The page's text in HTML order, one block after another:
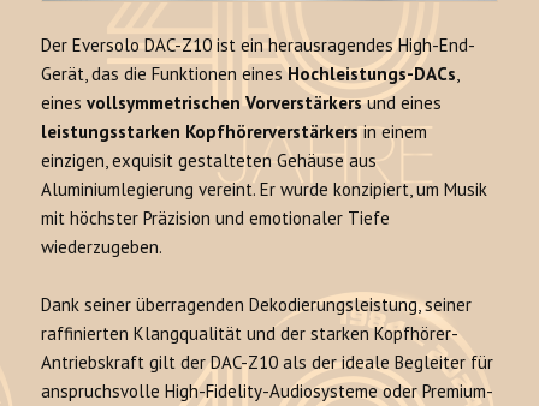
Der Eversolo DAC-Z10 ist ein herausragendes High-End-
Gerät, das die Funktionen einesHochleistungs-DACs,
einesvollsymmetrischen Vorverstärkersund eines
leistungsstarken Kopfhörerverstärkersin einem
einzigen, exquisit gestalteten Gehäuse aus
Aluminiumlegierung vereint. Er wurde konzipiert, um Musik
mit höchster Präzision und emotionaler Tiefe
wiederzugeben.
Dank seiner überragenden Dekodierungsleistung, seiner
raffinierten Klangqualität und der starken Kopfhörer-
Antriebskraft gilt der DAC-Z10 als der ideale Begleiter für
anspruchsvolle High-Fidelity-Audiosysteme oder Premium-